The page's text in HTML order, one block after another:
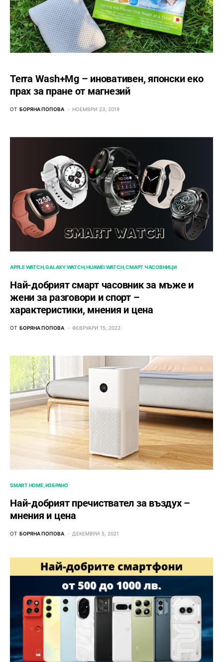
Terra Wash+Mg – иновативен, японски еко
прах за пране от магнезий
ОТ БОРЯНА ПОПОВА НОЕМВРИ 23, 2019
APPLE WATCH GALAXY WATCH HUAWEI WATCH СМАРТ ЧАСОВНИЦИ
Най-добрият смарт часовник за мъже и
жени за разговори и спорт –
характеристики, мнения и цена
ОТ БОРЯНА ПОПОВА ФЕВРУАРИ 15, 2022
SMART HOME ИЗБРАНО
Най-добрият пречиствател за въздух –
мнения и цена
ОТ БОРЯНА ПОПОВА ДЕКЕМВРИ 5, 2021